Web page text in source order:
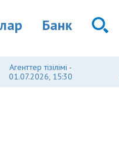
Банк
Агенттер тізілімі -
01.07.2026, 15:30